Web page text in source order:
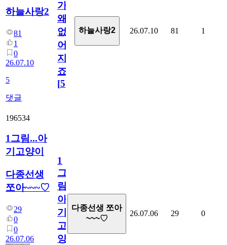
하늘사랑2
81
1
0
26.07.10
5
댓글
가
왜
없
어
지
죠.?
[5]
하늘사랑2 26.07.10 81 1
196534
1그림...아
기고양이
다종선생
쪼아~~~♡
29
0
0
26.07.06
1
그
림...
아
기
고
양
다종선생 쪼아
~~~♡
26.07.06 29 0